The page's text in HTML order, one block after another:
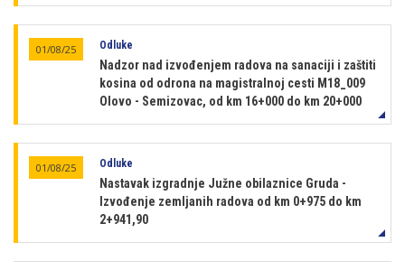
01/08/25 Odluke
Nadzor nad izvođenjem radova na sanaciji i zaštiti
kosina od odrona na magistralnoj cesti M18_009
Olovo - Semizovac, od km 16+000 do km 20+000
01/08/25 Odluke
Nastavak izgradnje Južne obilaznice Gruda -
Izvođenje zemljanih radova od km 0+975 do km
2+941,90